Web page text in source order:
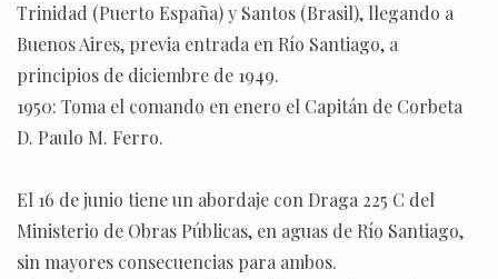
Trinidad (Puerto España) y Santos (Brasil), llegando a
Buenos Aires, previa entrada en Río Santiago, a
principios de diciembre de 1949.
1950: Toma el comando en enero el Capitán de Corbeta
D. Paulo M. Ferro.
El 16 de junio tiene un abordaje con Draga 225 C del
Ministerio de Obras Públicas, en aguas de Río Santiago,
sin mayores consecuencias para ambos.